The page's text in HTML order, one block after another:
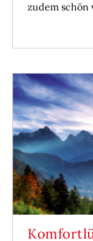
zudem schön